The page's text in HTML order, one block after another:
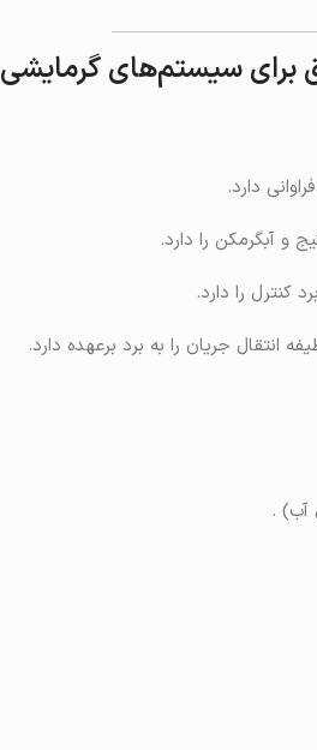
برای سیستم‌های گرمایشی
دارد.
و آبگرمکن را دارد.
کنترل را دارد.
انتقال جریان را به برد برعهده دارد.
آب) .